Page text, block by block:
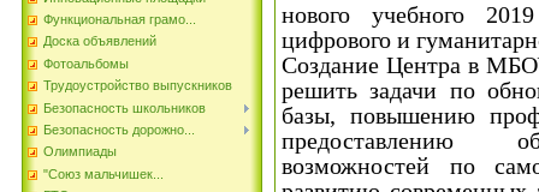
Функциональная грамо...
Доска объявлений
Фотоальбомы
Трудоустройство выпускников
Безопасность школьников
Безопасность дорожно...
Олимпиады
"Союз мальчишек...
нового учебного
цифрового и
Создание Центра в
решить задачи по
базы, повышению
предоставлению
возможностей по